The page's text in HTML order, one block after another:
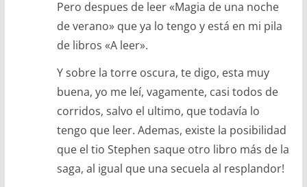
Pero despues de leer «Magia de una noche
de verano» que ya lo tengo y está en mi pila
de libros «A leer».
Y sobre la torre oscura, te digo, esta muy
buena, yo me leí, vagamente, casi todos de
corridos, salvo el ultimo, que todavía lo
tengo que leer. Ademas, existe la posibilidad
que el tio Stephen saque otro libro más de la
saga, al igual que una secuela al resplandor!